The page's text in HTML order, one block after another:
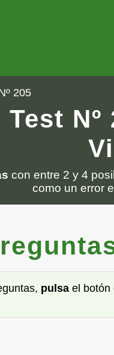
205
con entre 2 y 4
como un error
pulsa el botón